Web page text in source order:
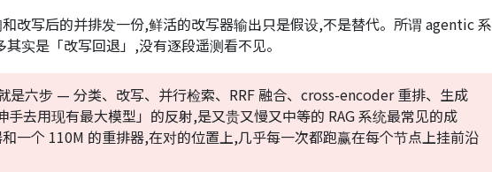
改写后的并排发一份,鲜活的改写器输出只是假设,不是替代。所谓 agentic 系
实是「改写回退」,没有逐段遥测看不见。
是六步 — 分类、改写、并行检索、RRF 融合、cross-encoder 重排、生成
去用现有最大模型」的反射,是又贵又慢又中等的 RAG 系统最常见的成
一个 110M 的重排器,在对的位置上,几乎每一次都跑赢在每个节点上挂前沿